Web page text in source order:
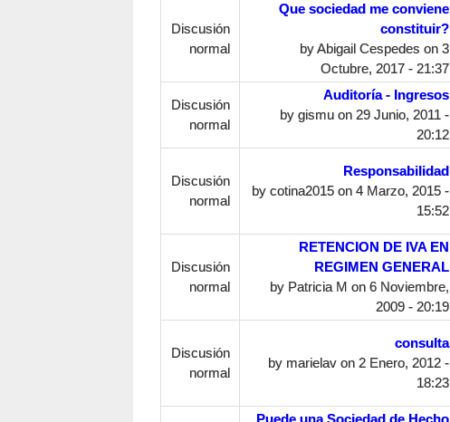
Discusión
normal
Que sociedad me conviene
constituir?
byAbigail Cespedes on 3
Octubre, 2017 - 21:37
Discusión
normal
Auditoría - Ingresos
by gismuon 29 Junio, 2011 -
20:12
Discusión
normal
Responsabilidad
by cotina2015on 4 Marzo, 2015 -
15:52
Discusión
normal
RETENCION DE IVA EN
REGIMEN GENERAL
by Patricia M on 6 Noviembre,
2009 - 20:19
Discusión
normal
consulta
by marielavon 2 Enero, 2012 -
18:23
Puede una Sociedad de Hecho